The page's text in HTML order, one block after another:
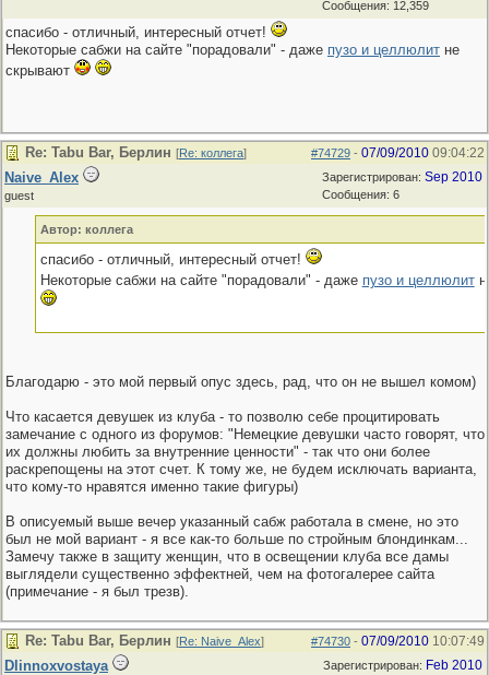
Сообщения: 12,359
спасибо - отличный, интересный отчет!
Некоторые сабжи на сайте "порадовали" - даже пузо и целлюлит не
скрывают
#74729 - 07/09/2010 09:04:22
Re: Tabu Bar, Берлин [Re: коллега]
Зарегистрирован: Sep 2010
Сообщения: 6
Naive_Alex
guest
Автор: коллега
спасибо - отличный, интересный отчет!
Некоторые сабжи на сайте "порадовали" - даже пузо и целлюлит
Благодарю - это мой первый опус здесь, рад, что он не вышел комом)
Что касается девушек из клуба - то позволю себе процитировать
замечание с одного из форумов: "Немецкие девушки часто говорят, что
их должны любить за внутренние ценности" - так что они более
раскрепощены на этот счет. К тому же, не будем исключать варианта,
что кому-то нравятся именно такие фигуры)
В описуемый выше вечер указанный сабж работала в смене, но это
был не мой вариант - я все как-то больше по стройным блондинкам...
Замечу также в защиту женщин, что в освещении клуба все дамы
выглядели существенно эффектней, чем на фотогалерее сайта
(примечание - я был трезв).
#74730 - 07/09/2010 10:07:49
Re: Tabu Bar, Берлин [Re: Naive_Alex]
Зарегистрирован: Feb 2010
Dlinnoxvostaya